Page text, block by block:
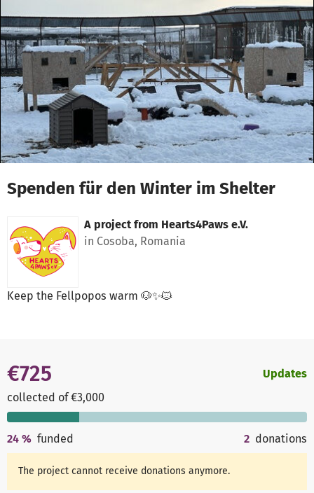
Spenden für den Winter im Shelter
A project from Hearts4Paws e.V.
in Cosoba, Romania
Keep the Fellpopos warm 🐶✨🐱
€725
collected of €3,000
Updates
24 % funded 2 donations
The project cannot receive donations anymore.